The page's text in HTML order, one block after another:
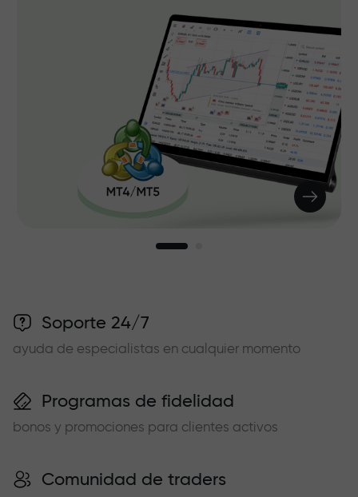
Soporte 24/7
ayuda de especialistas en cualquier momento
Programas de fidelidad
bonos y promociones para clientes activos
Comunidad de traders